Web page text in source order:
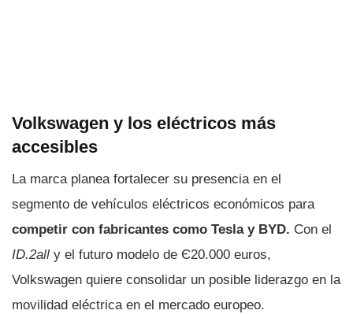
Volkswagen y los eléctricos más
accesibles
La marca planea fortalecer su presencia en el
segmento de vehículos eléctricos económicos para
competir con fabricantes como Tesla y BYD. Con el
ID.2all y el futuro modelo de Є20.000 euros,
Volkswagen quiere consolidar un posible liderazgo en la
movilidad eléctrica en el mercado europeo.